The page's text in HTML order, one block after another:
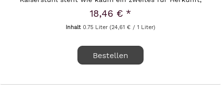
Präzision...
18,46 € *
Inhalt0.75 Liter(24,61 € / 1 Liter)
Bestellen